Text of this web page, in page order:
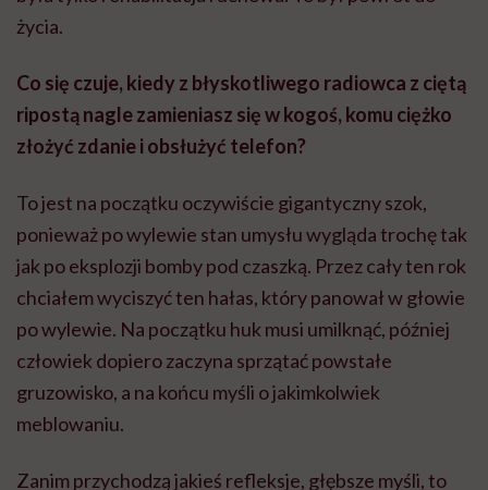
chciałem wyciszyć ten hałas, który panował w głowie
człowiek dopiero zaczyna sprzątać powstałe
gruzowisko, a na końcu myśli o jakimkolwiek
meblowaniu.
Zanim przychodzą jakieś refleksje, głębsze myśli, to
musi opaść kurz samego zdarzenia. To nie jest tak, że
od razu człowiek myśli o tym, że „ja bym chciał znowu
jeździć na motocyklu albo prowadzić program w radiu”.
Bo na początku to jest po prostu walka o życie. Trzeba
opanować panikę,depresję. O jakiejkolwiek pracy
myśli się na samym końcu.
powrocie do pracy?